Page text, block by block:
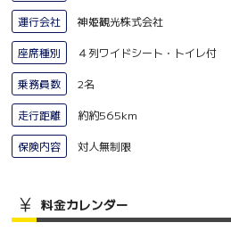
運行会社 神姫観光株式会社
座席種別 ４列ワイドシート・トイレ付
乗務員数 2名
走行距離 約約565km
保険内容 対人無制限
料金カレンダー